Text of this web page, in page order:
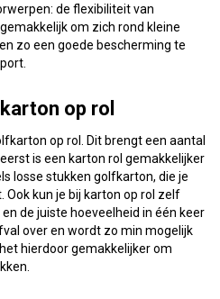
de flexibiliteit van
om zich rond kleine
zo een goede bescherming te
op rol
op rol. Dit brengt een aantal
is een karton rol gemakkelijker
losse stukken golfkarton, die je
kun je bij karton op rol zelf
de juiste hoeveelheid in één keer
over en wordt zo min mogelijk
hierdoor gemakkelijker om